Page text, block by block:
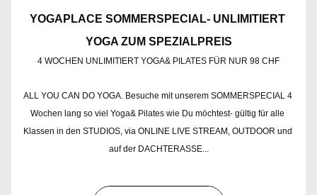
YOGAPLACE SOMMERSPECIAL- UNLIMITIERT
YOGA ZUM SPEZIALPREIS
4 WOCHEN UNLIMITIERT YOGA& PILATES FÜR NUR 98 CHF
ALL YOU CAN DO YOGA. Besuche mit unserem SOMMERSPECIAL 4
Wochen lang so viel Yoga& Pilates wie Du möchtest- gültig für alle
Klassen in den STUDIOS, via ONLINE LIVE STREAM, OUTDOOR und
auf der DACHTERASSE...